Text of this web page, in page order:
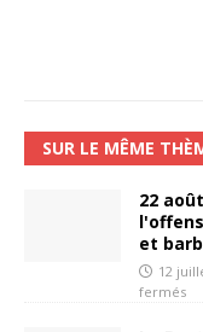
SUR LE MÊME
22
et
12
fermés